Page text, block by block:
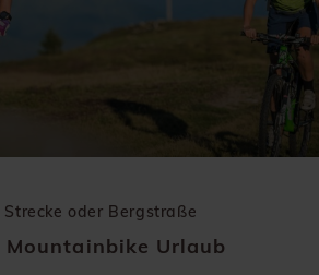
Strecke oder Bergstraße
Mountainbike Urlaub